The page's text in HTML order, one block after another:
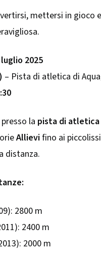
mettersi in gioco
2025
– Pista di atletica di
la pista di atletica
Allievifino ai
distanza.
2800 m
2400 m
2000 m